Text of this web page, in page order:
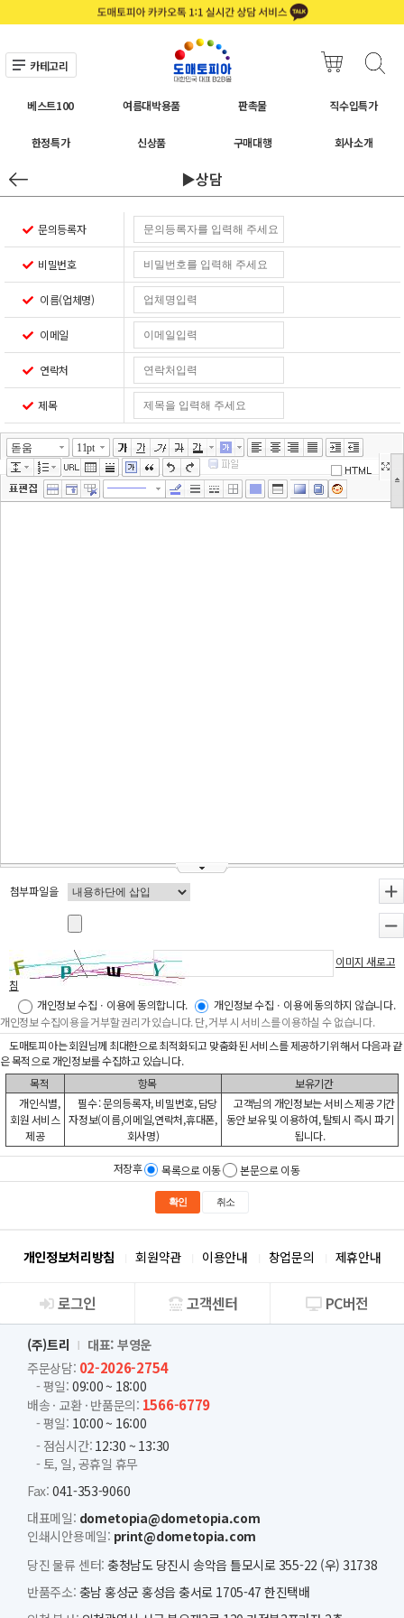
카테고리
베스트100 여름대박용품 판촉물 직수입특가
한정특가 신상품 구매대행 회사소개
▶상담
문의등록자
비밀번호
이름(업체명)
이메일
연락처
제목
돋움 11pt
첨부파일을
이미지 새로고
침
개인정보 수집ㆍ이용에 동의합니다.
개인정보 수집ㆍ이용에 동의하지 않습니다.
개인정보 수집이용을 거부할 권리가 있습니다. 단, 거부 시 서비스를 이용하실 수 없습니다.
도매토피아는 회원님께 최대한으로 최적화되고 맞춤화된 서비스를 제공하기 위해서 다음과 같
은 목적으로 개인정보를 수집하고 있습니다.
목적
항목
보유기간
개인식별,
회원 서비스
제공
필수 : 문의등록자, 비밀번호, 담당
자정보(이름,이메일,연락처,휴대폰,
회사명)
고객님의 개인정보는 서비스 제공 기간
동안 보유 및 이용하여, 탈퇴시 즉시 파기
됩니다.
저장후 목록으로 이동 본문으로 이동
확인 취소
개인정보처리방침 회원약관 이용안내 창업문의 제휴안내
회사소개
로그인 고객센터 PC버전
(주)트리
대표: 부영운
주문상담: 02-2026-2754
- 평일: 09:00 ~ 18:00
배송 · 교환 · 반품문의: 1566-6779
- 평일: 10:00 ~ 16:00
- 점심시간: 12:30 ~ 13:30
- 토, 일, 공휴일 휴무
Fax: 041-353-9060
대표메일: dometopia@dometopia.com
인쇄시안용메일: print@dometopia.com
당진 물류 센터: 충청남도 당진시 송악읍 틀모시로 355-22 (우) 31738
반품주소: 충남 홍성군 홍성읍 충서로 1705-47 한진택배